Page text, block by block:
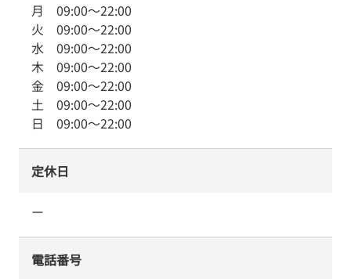
月 09:00～22:00
火 09:00～22:00
水 09:00～22:00
木 09:00～22:00
金 09:00～22:00
土 09:00～22:00
日 09:00～22:00
定休日
ー
電話番号